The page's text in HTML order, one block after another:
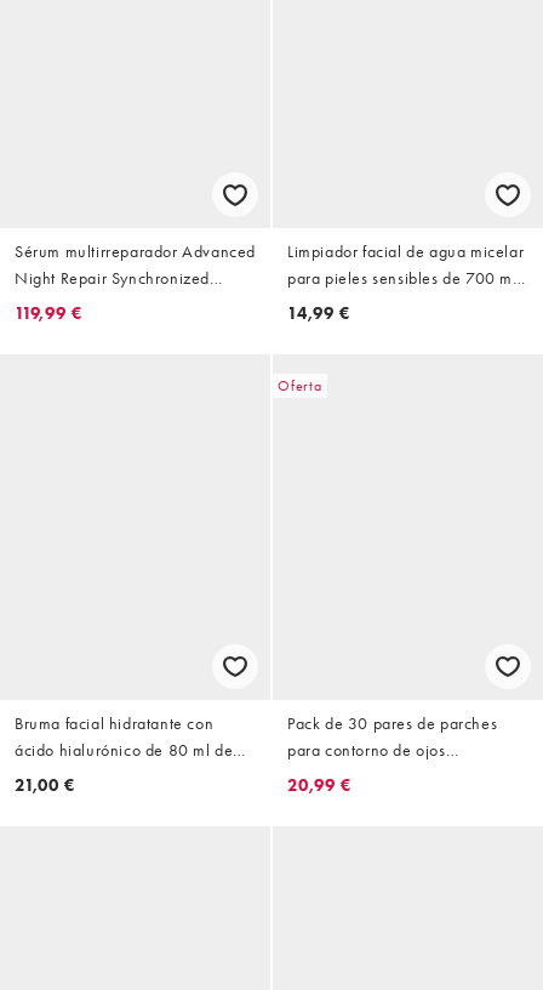
Sérum multirreparador Advanced
Night Repair Synchronized
Multi-Recovery Complex de
119,99 €
Limpiador facial de agua micelar
para pieles sensibles de 700 ml
de Garnier
14,99 €
Bruma facial hidratante con
ácido hialurónico de 80 ml de
Pixi
21,00 €
Oferta
Pack de 30 pares de parches
para contorno de ojos
revitalizadores de hidrogel
20,99 €